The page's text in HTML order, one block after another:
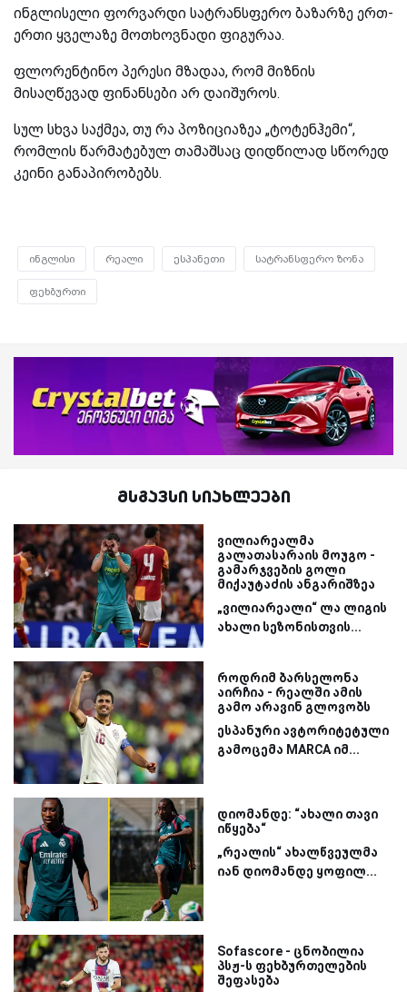
ინგლისელი ფორვარდი სატრანსფერო ბაზარზე ერთ-
ერთი ყველაზე მოთხოვნადი ფიგურაა.
ფლორენტინო პერესი მზადაა, რომ მიზნის
მისაღწევად ფინანსები არ დაიშუროს.
სულ სხვა საქმეა, თუ რა პოზიციაზეა „ტოტენჰემი“,
რომლის წარმატებულ თამაშსაც დიდწილად სწორედ
კეინი განაპირობებს.
ინგლისი რეალი ესპანეთი სატრანსფერო ზონა
ფეხბურთი
მსგავსი სიახლეები
ვილიარეალმა
გალათასარაის მოუგო -
გამარჯვების გოლი
მიქაუტაძის ანგარიშზეა
„ვილიარეალი“ ლა ლიგის
ახალი სეზონისთვის...
როდრიმ ბარსელონა
აირჩია - რეალში ამის
გამო არავინ გლოვობს
ესპანური ავტორიტეტული
გამოცემა MARCA იმ...
დიომანდე: “ახალი თავი
იწყება“
„რეალის“ ახალწვეულმა
იან დიომანდე ყოფილ...
Sofascore - ცნობილია
პსჟ-ს ფეხბურთელების
შეფასება